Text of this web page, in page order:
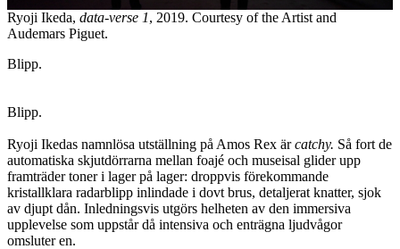
Ryoji Ikeda, data-verse 1, 2019. Courtesy of the Artist and
Audemars Piguet.
Blipp.
Blipp.
Ryoji Ikedas namnlösa utställning på Amos Rex ärcatchy. Så fort de
automatiska skjutdörrarna mellan foajé och museisal glider upp
framträder toner i lager på lager: droppvis förekommande
kristallklara radarblipp inlindade i dovt brus, detaljerat knatter, sjok
av djupt dån. Inledningsvis utgörs helheten av den immersiva
upplevelse som uppstår då intensiva och enträgna ljudvågor
omsluter en.